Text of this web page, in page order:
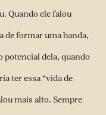
Quando ele falou
de formar uma banda,
potencial dela, quando
ter essa “vida de
mais alto. Sempre